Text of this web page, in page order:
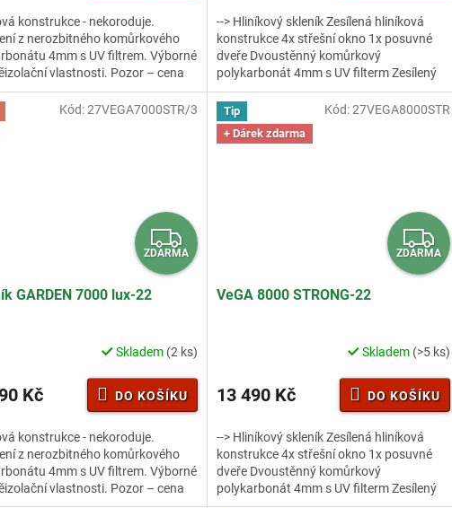
konstrukce - nekoroduje.
z nerozbitného komůrkového
4mm s UV filtrem. Výborné
vlastnosti. Pozor – cena
obsahuje...
--> Hliníkový skleník Zesílená hliníková
konstrukce 4x střešní okno 1x posuvné
dveře Dvoustěnný komůrkový
polykarbonát 4mm s UV filterm Zesílený
nosný profil Hlubší drážka pro...
Z
D
M
A
ZDARMA
GARDEN 7000 lux-22
Skladem (2 ks)
Kč DO KOŠÍKU
konstrukce - nekoroduje.
z nerozbitného komůrkového
4mm s UV filtrem. Výborné
vlastnosti. Pozor – cena
Kód:27VEGA7000STR/3
Tip
+ Dárek zdarma
Z
D
M
A
ZDARMA
VeGA 8000 STRONG-22
Skladem (>5 ks)
13 490 Kč DO KOŠÍKU
--> Hliníkový skleník Zesílená hliníková
konstrukce 4x střešní okno 1x posuvné
dveře Dvoustěnný komůrkový
polykarbonát 4mm s UV filterm Zesílený
Kód:27VEGA8000STR